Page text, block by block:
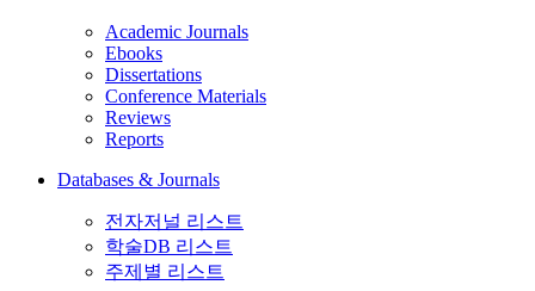
Academic Journals
Ebooks
Dissertations
Conference Materials
Reviews
Reports
Databases & Journals
전자저널 리스트
학술DB 리스트
주제별 리스트